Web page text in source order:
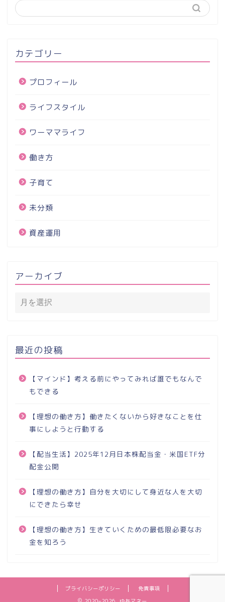
カテゴリー
プロフィール
ライフスタイル
ワーママライフ
働き方
子育て
未分類
資産運用
アーカイブ
最近の投稿
【マインド】考える前にやってみれば誰でもなんで
もできる
【理想の働き方】働きたくないから好きなことを仕
事にしようと行動する
【配当生活】2025年12月日本株配当金・米国ETF分
配金公開
【理想の働き方】自分を大切にして身近な人を大切
にできたら幸せ
【理想の働き方】生きていくための最低限必要なお
金を知ろう
プライバシーポリシー
免責事項